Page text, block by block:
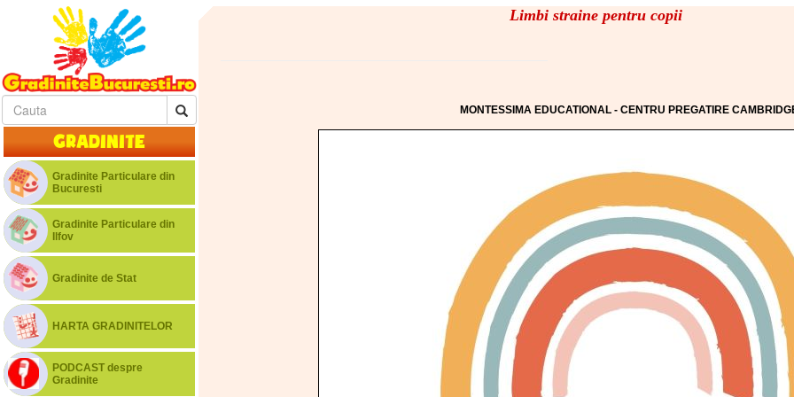
Gradinite
Gradinite Particulare din
Bucuresti
Gradinite Particulare din
Ilfov
Gradinite de Stat
HARTA GRADINITELOR
PODCAST despre
Gradinite
Limbi straine pentru copii
MONTESSIMA EDUCATIONAL - CENTRU PREGATIRE